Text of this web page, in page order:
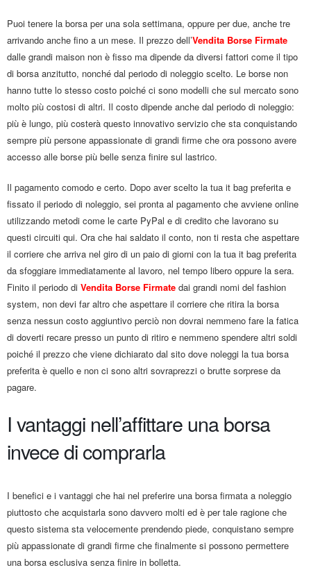
Puoi tenere la borsa per una sola settimana, oppure per due, anche tre
arrivando anche fino a un mese. Il prezzo dell’Vendita Borse Firmate
dalle grandi maison non è fisso ma dipende da diversi fattori come il tipo
di borsa anzitutto, nonché dal periodo di noleggio scelto. Le borse non
hanno tutte lo stesso costo poiché ci sono modelli che sul mercato sono
molto più costosi di altri. Il costo dipende anche dal periodo di noleggio:
più è lungo, più costerà questo innovativo servizio che sta conquistando
sempre più persone appassionate di grandi firme che ora possono avere
accesso alle borse più belle senza finire sul lastrico.
Il pagamento comodo e certo. Dopo aver scelto la tua it bag preferita e
fissato il periodo di noleggio, sei pronta al pagamento che avviene online
utilizzando metodi come le carte PyPal e di credito che lavorano su
questi circuiti qui. Ora che hai saldato il conto, non ti resta che aspettare
il corriere che arriva nel giro di un paio di giorni con la tua it bag preferita
da sfoggiare immediatamente al lavoro, nel tempo libero oppure la sera.
Finito il periodo di Vendita Borse Firmate dai grandi nomi del fashion
system, non devi far altro che aspettare il corriere che ritira la borsa
senza nessun costo aggiuntivo perciò non dovrai nemmeno fare la fatica
di doverti recare presso un punto di ritiro e nemmeno spendere altri soldi
poiché il prezzo che viene dichiarato dal sito dove noleggi la tua borsa
preferita è quello e non ci sono altri sovraprezzi o brutte sorprese da
pagare.
I vantaggi nell’affittare una borsa
invece di comprarla
I benefici e i vantaggi che hai nel preferire una borsa firmata a noleggio
piuttosto che acquistarla sono davvero molti ed è per tale ragione che
questo sistema sta velocemente prendendo piede, conquistano sempre
più appassionate di grandi firme che finalmente si possono permettere
una borsa esclusiva senza finire in bolletta.